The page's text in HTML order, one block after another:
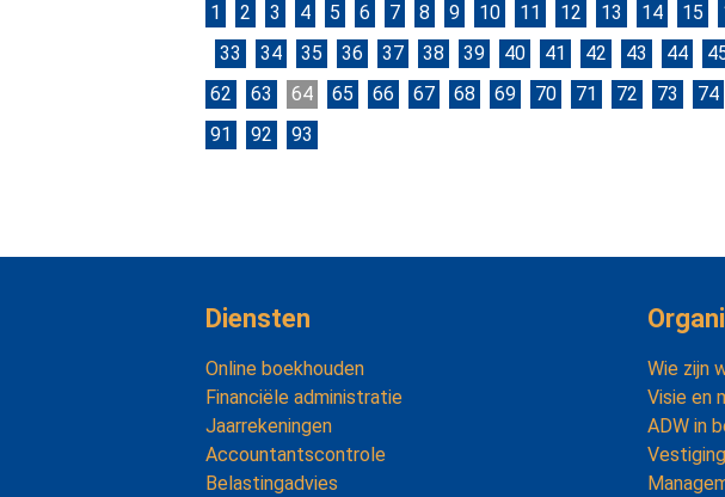
1 2 3 4 5 6 7 8 9 10 11 12 13 14 15
33
34 35 36 37 38 39 40 41 42 43 44
62
63 64 65 66 67 68 69 70 71 72 73 74
91
92 93
Diensten
Online boekhouden
Financiële administratie
Jaarrekeningen
Accountantscontrole
Belastingadvies
Wie zijn
Visie en
ADW in